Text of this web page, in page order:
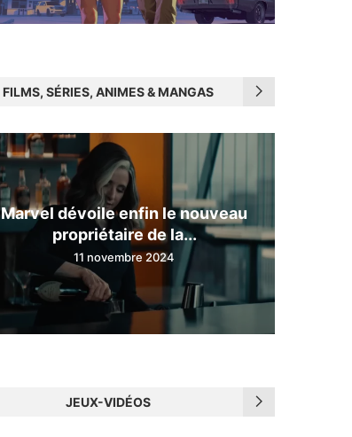
FILMS, SÉRIES, ANIMES & MANGAS
Marvel dévoile enfin le nouveau
propriétaire de la...
11 novembre 2024
JEUX-VIDÉOS